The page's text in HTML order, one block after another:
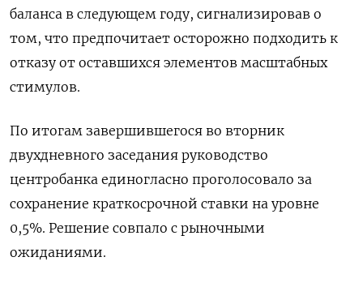
баланса в следующем году, сигнализировав о
том, что предпочитает осторожно подходить к
отказу от оставшихся элементов масштабных
стимулов.
По итогам завершившегося во вторник
двухдневного заседания руководство
центробанка единогласно проголосовало за
сохранение краткосрочной ставки на уровне
0,5%. Решение совпало с рыночными
ожиданиями.